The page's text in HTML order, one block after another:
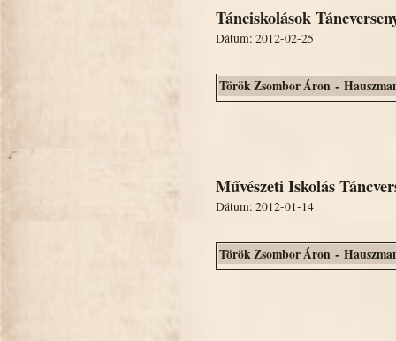
Tánciskolások
Dátum: 2012-02-25
Török Zsombor Áron -
Művészeti Iskolás
Dátum: 2012-01-14
Török Zsombor Áron -